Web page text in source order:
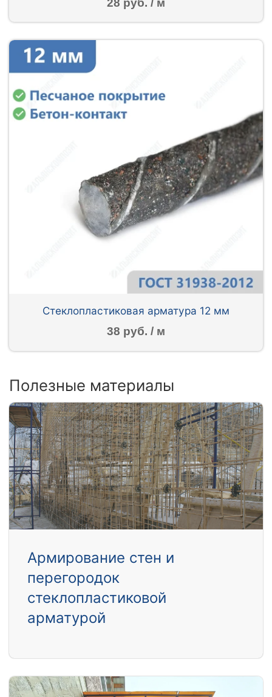
28 руб. / м
Стеклопластиковая арматура 12 мм
38 руб. / м
Полезные материалы
Армирование стен и
перегородок
стеклопластиковой
арматурой